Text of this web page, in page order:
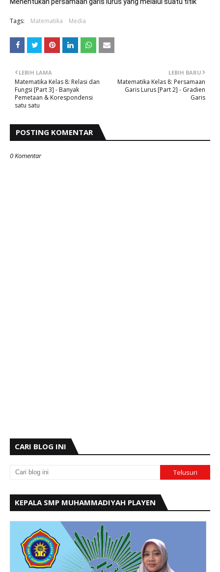
Menentukan persamaan garis lurus yang melalui suatu titik
Tags: Matematika Media
LEBIH BARU
Matematika Kelas 8: Persamaan
Garis Lurus [Part 2] - Gradien
Garis
LEBIH LAMA
Matematika Kelas 8: Relasi dan
Fungsi [Part 3] - Banyak
Pemetaan & Korespondensi
satu satu
POSTING KOMENTAR
0 Komentar
CARI BLOG INI
KEPALA SMP MUHAMMADIYAH PLAYEN